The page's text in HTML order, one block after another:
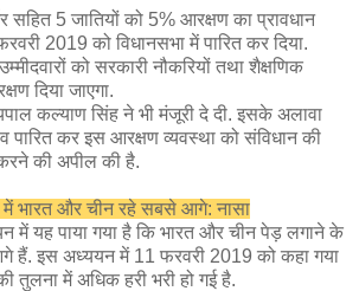
सहित 5 जातियों को 5% आरक्षण का प्रावधान
2019 को विधानसभा में पारित कर दिया.
को सरकारी नौकरियों तथा शैक्षणिक
दिया जाएगा.
कल्याण सिंह ने भी मंजूरी दे दी. इसके अलावा
पारित कर इस आरक्षण व्यवस्था को संविधान की
की अपील की है.
में भारत और चीन रहे सबसे आगे: नासा
में यह पाया गया है कि भारत और चीन पेड़ लगाने के
हैं. इस अध्ययन में 11 फरवरी 2019 को कहा गया
तुलना में अधिक हरी भरी हो गई है.